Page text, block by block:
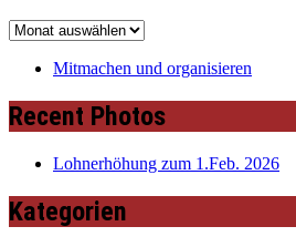
Archiv
Mitmachen und organisieren
Recent Photos
Lohnerhöhung zum 1.Feb. 2026
Kategorien